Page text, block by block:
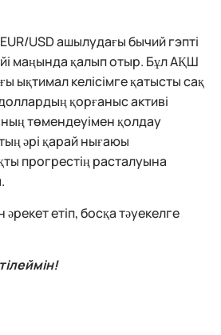
USD ашылудағы бычий гэпті
маңында қалып отыр. Бұл АҚШ
ықтимал келісімге қатысты сақ
қорғаныс активі
төмендеуімен қолдау
әрі қарай нығаюы
прогрестің расталуына
етіп, босқа тәуекелге